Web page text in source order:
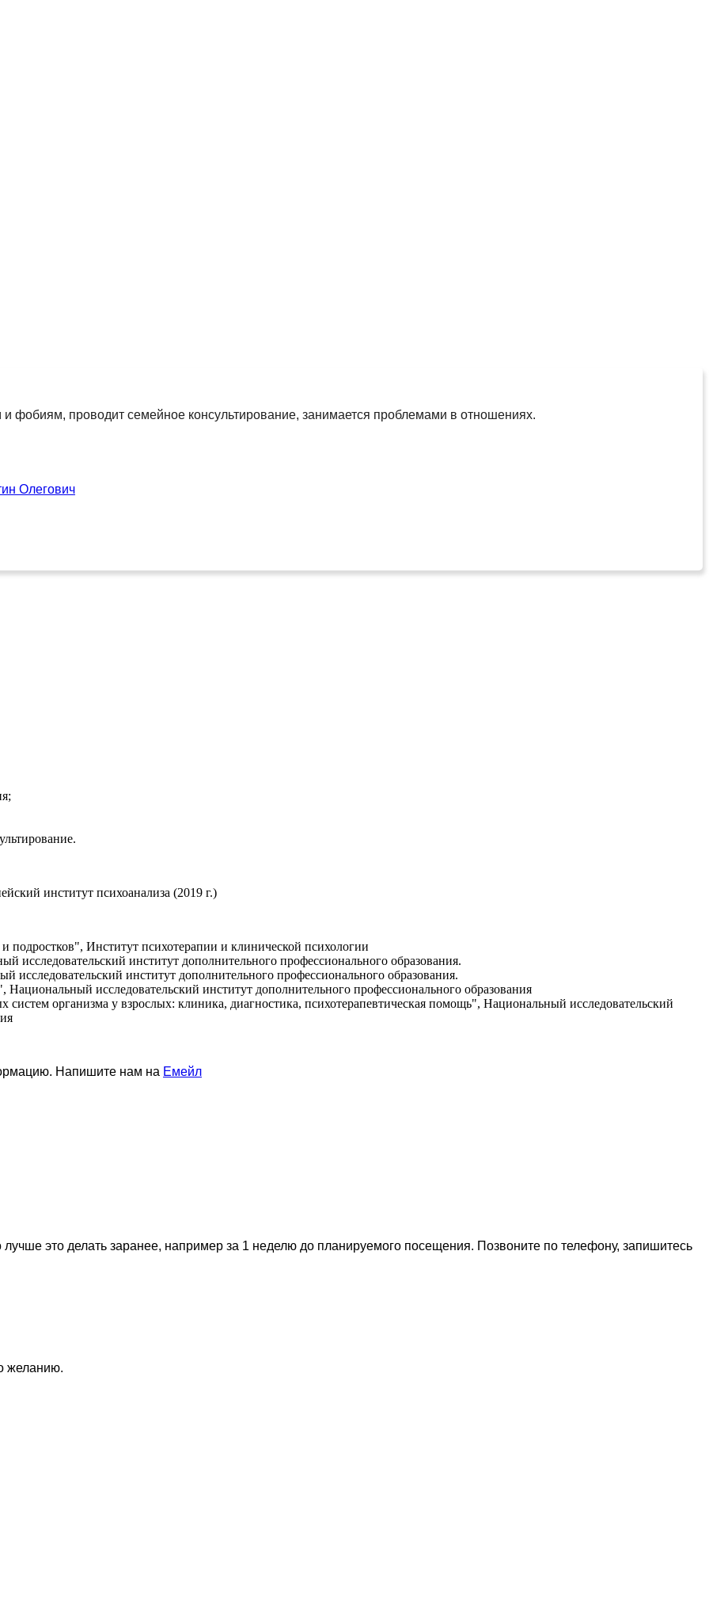
фобиям, проводит семейное консультирование, занимается проблемами в отношениях.
Олегович
институт психоанализа (2019 г.)
подростков", Институт психотерапии и клинической психологии
исследовательский институт дополнительного профессионального образования.
институт дополнительного профессионального образования.
исследовательский институт дополнительного профессионального образования
систем организма у взрослых: клиника, диагностика, психотерапевтическая помощь", Национальный исследовательский
Напишите нам на Емейл
это делать заранее, например за 1 неделю до планируемого посещения. Позвоните по телефону, запишитесь
желанию.